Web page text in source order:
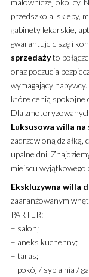
przedszkola, sklepy,
gabinety lekarskie,
gwarantuje ciszę i
sprzedażyto
oraz poczucia
wymagający
które cenią spokojne
Dla
Luksusowa willa na
zadrzewioną działką,
upalne dni.
miejscu
Ekskluzywna willa
zaaranżowanym
PARTER:
– salon;
– aneks kuchenny;
– taras;
– pokój / sypialnia /